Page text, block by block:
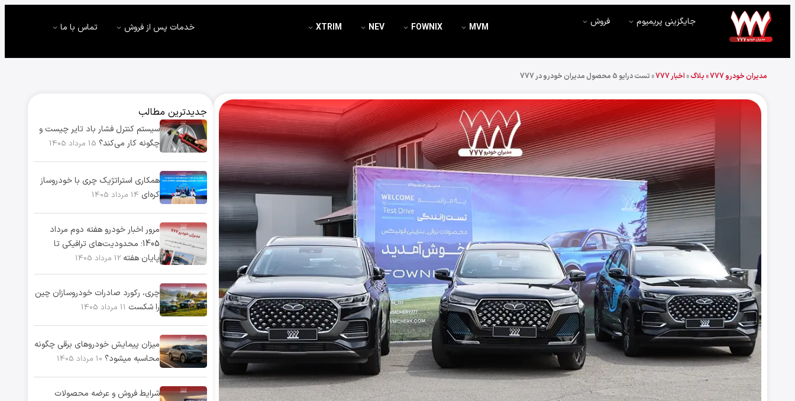
جایگزینی پریمیوم فروش MVM
FOWNIX
NEV
XTRIM خدمات پس از فروش تماس با ما
مدیران خودرو 777 » بلاگ» اخبار 777 » تست درایو 5 محصول مدیران خودرو در 777
جدیدترین مطالب
سیستم کنترل فشار باد تایر چیست و
چگونه کار می‌کند؟ 15 مرداد 1405
همکاری استراتژیک چری با خودروساز
کره‌ای 14 مرداد 1405
مرور اخبار خودرو هفته دوم مرداد
1405؛ محدودیت‌های ترافیکی تا
پایان هفته12 مرداد 1405
چری، رکورد صادرات خودروسازان چین
را شکست 11 مرداد 1405
میزان پیمایش خودروهای برقی چگونه
محاسبه میشود؟ 10 مرداد 1405
شرایط فروش و عرضه محصولات